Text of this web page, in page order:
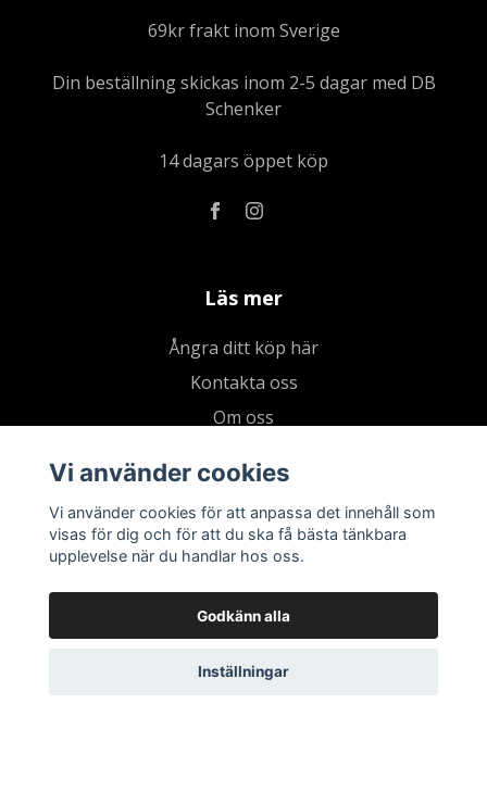
69kr frakt inom Sverige
Din beställning skickas inom 2-5 dagar med DB
Schenker
14 dagars öppet köp
Läs mer
Ångra ditt köp här
Kontakta oss
Om oss
Kundklubb
Presentkort
Vi använder cookies
Vi använder cookies för att anpassa det innehåll som
visas för dig och för att du ska få bästa tänkbara
upplevelse när du handlar hos oss.
Godkänn alla
Inställningar